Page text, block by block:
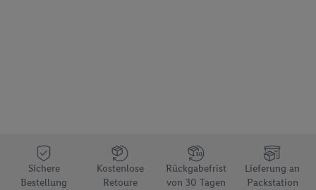
Sichere
Bestellung
Kostenlose
Retoure
Rückgabefrist
von 30 Tagen
Lieferung an
Packstation